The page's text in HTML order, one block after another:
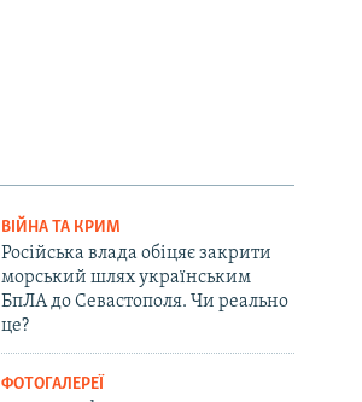
ВІЙНА ТА КРИМ
Російська влада обіцяє закрити
морський шлях українським
БпЛА до Севастополя. Чи реально
це?
ФОТОГАЛЕРЕЇ